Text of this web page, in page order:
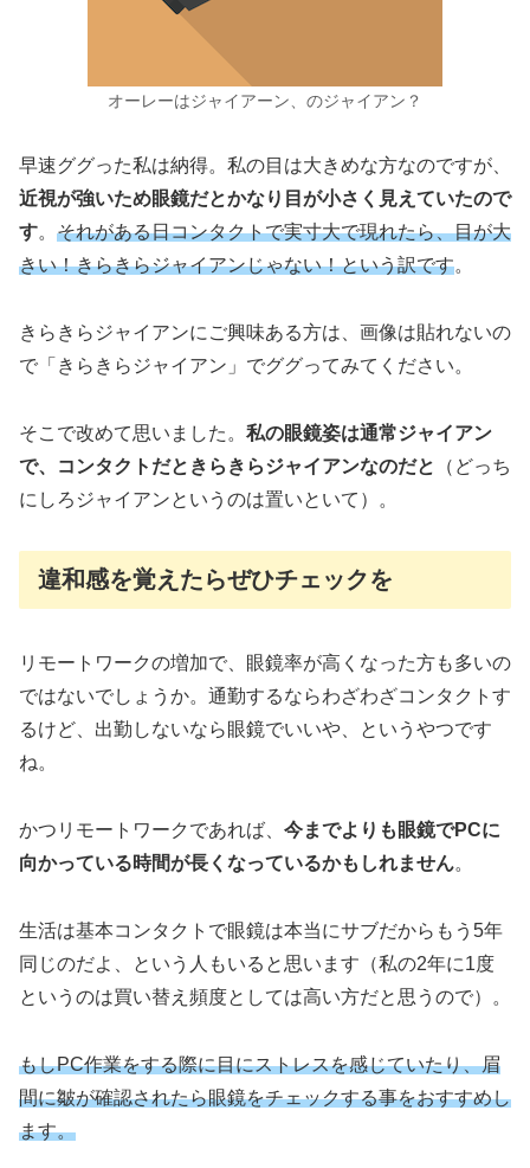
オーレーはジャイアーン、のジャイアン？
早速ググった私は納得。私の目は大きめな方なのですが、
近視が強いため眼鏡だとかなり目が小さく見えていたので
す。 それがある日コンタクトで実寸大で現れたら、目が大
きい！きらきらジャイアンじゃない！という訳です。
きらきらジャイアンにご興味ある方は、画像は貼れないの
で「きらきらジャイアン」でググってみてください。
そこで改めて思いました。 私の眼鏡姿は通常ジャイアン
で、コンタクトだときらきらジャイアンなのだと
（どっち
にしろジャイアンというのは置いといて）。
違和感を覚えたらぜひチェックを
リモートワークの増加で、眼鏡率が高くなった方も多いの
ではないでしょうか。通勤するならわざわざコンタクトす
るけど、出勤しないなら眼鏡でいいや、というやつです
ね。
かつリモートワークであれば、 今までよりも眼鏡でPCに
向かっている時間が長くなっているかもしれません。
生活は基本コンタクトで眼鏡は本当にサブだからもう5年
同じのだよ、という人もいると思います（私の2年に1度
というのは買い替え頻度としては高い方だと思うので）。
もしPC作業をする際に目にストレスを感じていたり、眉
間に皺が確認されたら眼鏡をチェックする事をおすすめし
ます。